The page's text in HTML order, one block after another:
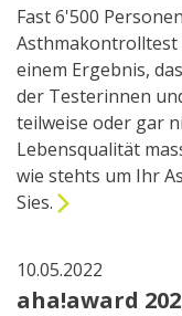
Fast 6'500
Asthmakontrolltest
einem Ergebnis,
der Testerinnen
teilweise oder gar
Lebensqualität
wie stehts um Ihr
Sies.
10.05.2022
aha!award